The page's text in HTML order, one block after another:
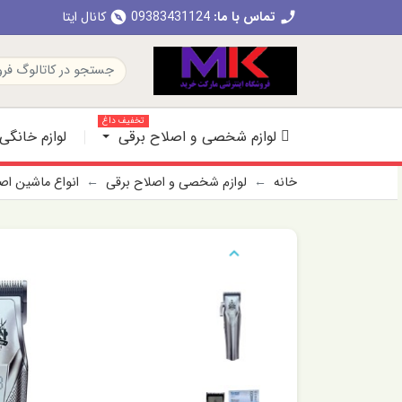
call تماس با ما: 09383431124
explore کانال ایتا
لوازم شخصی و اصلاح برقی
تخفیف داغ
لوازم خانگی
خانه لوازم شخصی و اصلاح برقی انواع ماشین
